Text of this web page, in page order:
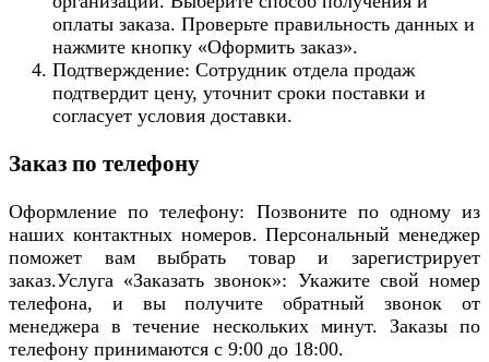
оплаты заказа. Проверьте правильность данных и
нажмите кнопку «Оформить заказ».
Подтверждение: Сотрудник отдела продаж
подтвердит цену, уточнит сроки поставки и
согласует условия доставки.
Заказ по телефону
Оформление по телефону: Позвоните по одному из
наших контактных номеров. Персональный менеджер
поможет вам выбрать товар и зарегистрирует
заказ.Услуга «Заказать звонок»: Укажите свой номер
телефона, и вы получите обратный звонок от
менеджера в течение нескольких минут. Заказы по
телефону принимаются с 9:00 до 18:00.